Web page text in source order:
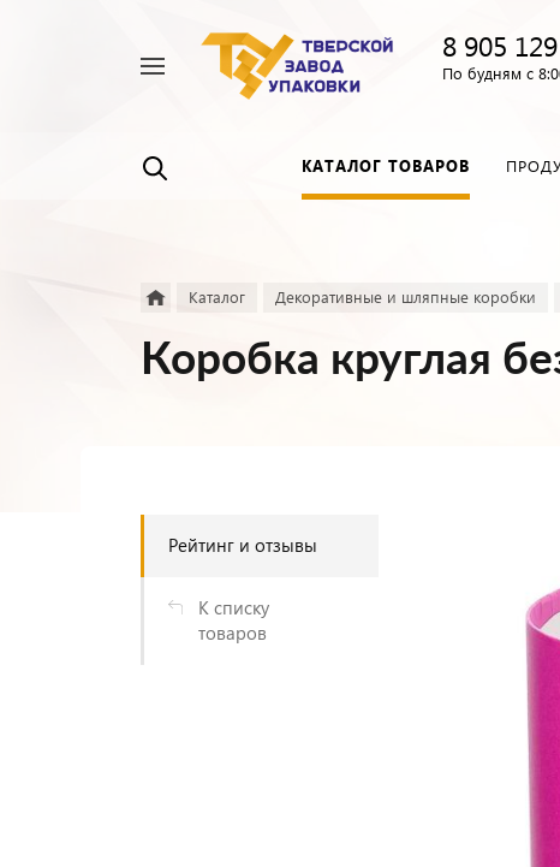
8 905
По будням с
КАТАЛОГ ТОВАРОВ
Каталог Декоративные и шляпные коробки
Коробка круглая
Рейтинг и отзывы
К списку
товаров